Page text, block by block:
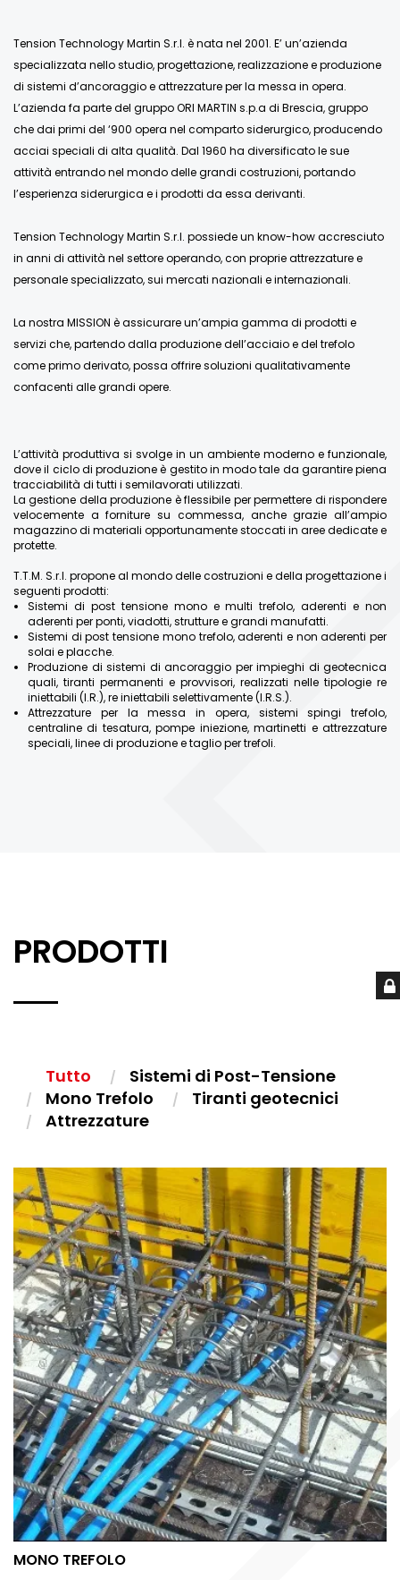
Tension Technology Martin S.r.l. è nata nel 2001. E’ un’azienda
specializzata nello studio, progettazione, realizzazione e produzione
di sistemi d’ancoraggio e attrezzature per la messa in opera.
L’azienda fa parte del gruppo ORI MARTIN s.p.a di Brescia, gruppo
che dai primi del ‘900 opera nel comparto siderurgico, producendo
acciai speciali di alta qualità. Dal 1960 ha diversificato le sue
attività entrando nel mondo delle grandi costruzioni, portando
l’esperienza siderurgica e i prodotti da essa derivanti.
Tension Technology Martin S.r.l. possiede un know-how accresciuto
in anni di attività nel settore operando, con proprie attrezzature e
personale specializzato, sui mercati nazionali e internazionali.
La nostra MISSION è assicurare un’ampia gamma di prodotti e
servizi che, partendo dalla produzione dell’acciaio e del trefolo
come primo derivato, possa offrire soluzioni qualitativamente
confacenti alle grandi opere.
L’attività produttiva si svolge in un ambiente moderno e funzionale,
dove il ciclo di produzione è gestito in modo tale da garantire piena
tracciabilità di tutti i semilavorati utilizzati.
La gestione della produzione è flessibile per permettere di rispondere
velocemente a forniture su commessa, anche grazie all’ampio
magazzino di materiali opportunamente stoccati in aree dedicate e
protette.
T.T.M. S.r.l. propone al mondo delle costruzioni e della progettazione i
seguenti prodotti:
Sistemi di post tensione mono e multi trefolo, aderenti e non
aderenti per ponti, viadotti, strutture e grandi manufatti.
Sistemi di post tensione mono trefolo, aderenti e non aderenti per
solai e placche.
Produzione di sistemi di ancoraggio per impieghi di geotecnica
quali, tiranti permanenti e provvisori, realizzati nelle tipologie re
iniettabili (I.R.), re iniettabili selettivamente (I.R.S.).
Attrezzature per la messa in opera, sistemi spingi trefolo,
centraline di tesatura, pompe iniezione, martinetti e attrezzature
speciali, linee di produzione e taglio per trefoli.
PRODOTTI
Tutto
Sistemi di Post-Tensione
Mono Trefolo
Tiranti geotecnici
Attrezzature
MONO TREFOLO
MONO TREFOLO